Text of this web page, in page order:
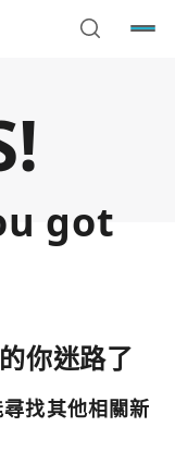
got
你迷路了
找其他相關新
處，即可回到加密